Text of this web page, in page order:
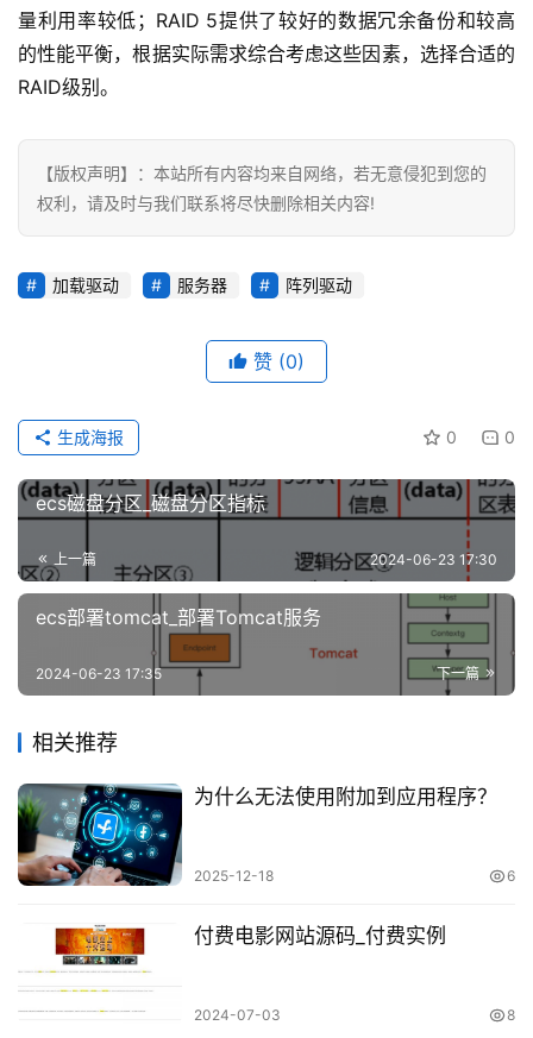
量利用率较低；RAID 5提供了较好的数据冗余备份和较高
的性能平衡，根据实际需求综合考虑这些因素，选择合适的
RAID级别。
【版权声明】：本站所有内容均来自网络，若无意侵犯到您的
权利，请及时与我们联系将尽快删除相关内容!
加载驱动 服务器 阵列驱动
赞 (0)
0 0
生成海报
ecs磁盘分区_磁盘分区指标
上一篇 2024-06-23 17:30
ecs部署tomcat_部署Tomcat服务
下一篇
2024-06-23 17:35
相关推荐
为什么无法使用附加到应用程序？
2025-12-18 6
付费电影网站源码_付费实例
2024-07-03 8